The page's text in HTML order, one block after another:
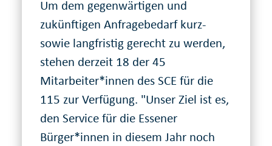
Um dem gegenwärtigen und
zukünftigen Anfragebedarf kurz-
sowie langfristig gerecht zu werden,
stehen derzeit 18 der 45
Mitarbeiter*innen des SCE für die
115 zur Verfügung. "Unser Ziel ist es,
den Service für die Essener
Bürger*innen in diesem Jahr noch